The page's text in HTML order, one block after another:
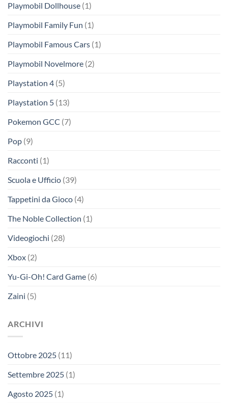
Playmobil Dollhouse (1)
Playmobil Family Fun (1)
Playmobil Famous Cars (1)
Playmobil Novelmore (2)
Playstation 4 (5)
Playstation 5 (13)
Pokemon GCC (7)
Pop (9)
Racconti (1)
Scuola e Ufficio (39)
Tappetini da Gioco (4)
The Noble Collection (1)
Videogiochi (28)
Xbox (2)
Yu-Gi-Oh! Card Game (6)
Zaini (5)
ARCHIVI
Ottobre 2025 (11)
Settembre 2025 (1)
Agosto 2025 (1)